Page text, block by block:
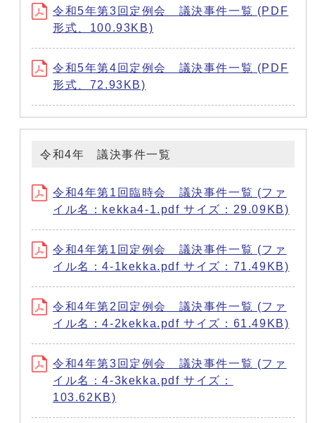
令和5年第3回定例会 議決事件一覧 (PDF
形式、100.93KB)
令和5年第4回定例会 議決事件一覧 (PDF
形式、72.93KB)
令和4年 議決事件一覧
令和4年第1回臨時会 議決事件一覧 (ファ
イル名：kekka4-1.pdf サイズ：29.09KB)
令和4年第1回定例会 議決事件一覧 (ファ
イル名：4-1kekka.pdf サイズ：71.49KB)
令和4年第2回定例会 議決事件一覧 (ファ
イル名：4-2kekka.pdf サイズ：61.49KB)
令和4年第3回定例会 議決事件一覧 (ファ
イル名：4-3kekka.pdf サイズ：
103.62KB)